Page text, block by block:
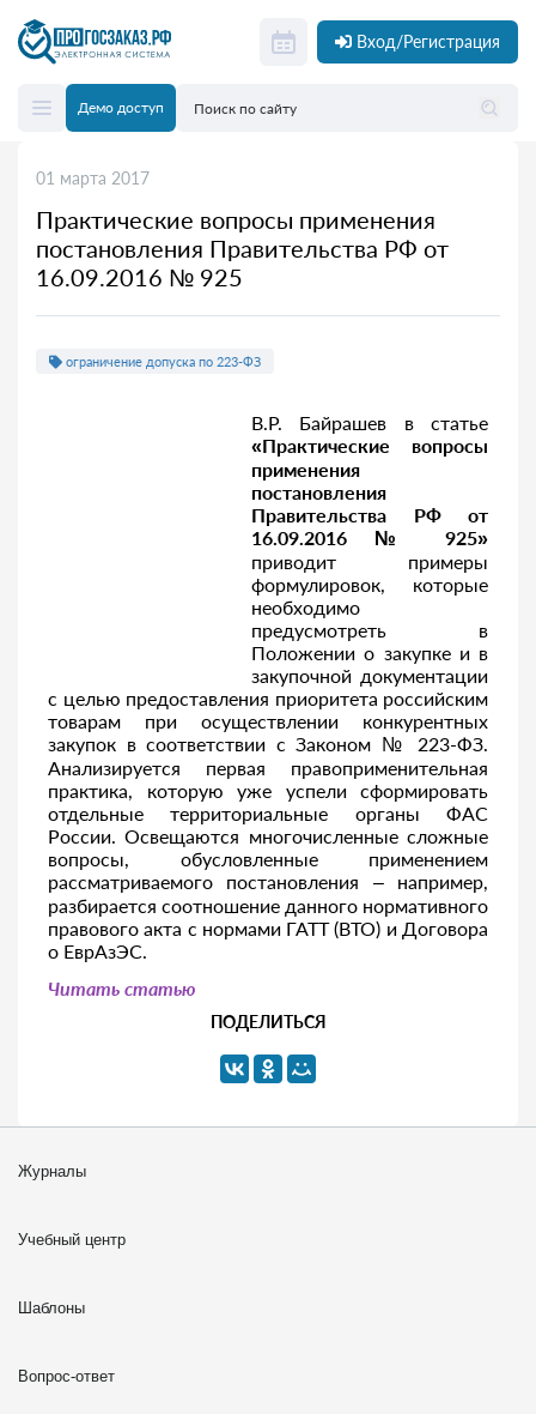
Вход/Регистрация
Демо доступ
01 марта 2017
Практические вопросы применения
постановления Правительства РФ от
16.09.2016 № 925
ограничение допуска по 223-ФЗ
В.Р. Байрашев в статье
«Практические вопросы
применения
постановления
Правительства РФ от
16.09.2016 № 925»
приводит примеры
формулировок, которые
необходимо
предусмотреть в
Положении о закупке и в
закупочной документации
с целью предоставления приоритета российским
товарам при осуществлении конкурентных
закупок в соответствии с Законом № 223-ФЗ.
Анализируется первая правоприменительная
практика, которую уже успели сформировать
отдельные территориальные органы ФАС
России. Освещаются многочисленные сложные
вопросы, обусловленные применением
рассматриваемого постановления – например,
разбирается соотношение данного нормативного
правового акта с нормами ГАТТ (ВТО) и Договора
о ЕврАзЭС.
Читать статью
ПОДЕЛИТЬСЯ
Журналы
Учебный центр
Шаблоны
Вопрос-ответ